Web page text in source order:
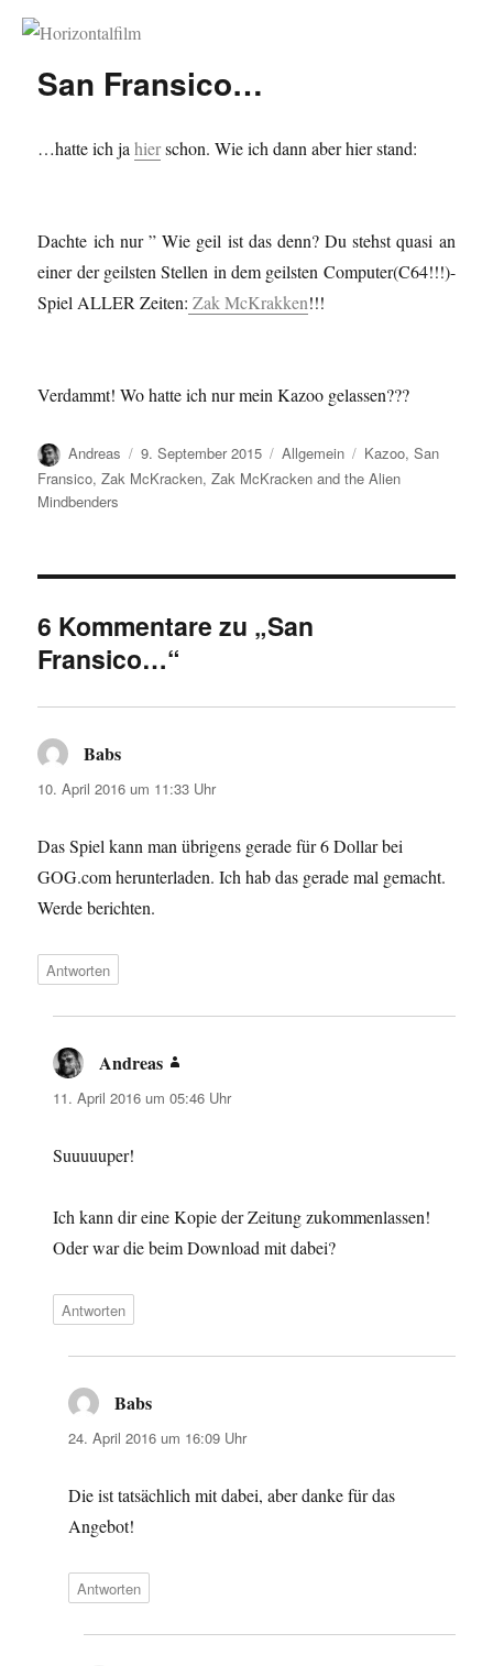
Horizontalfilm
San Fransico…
…hatte ich jahierschon. Wie ich dann aber hier stand:
Dachte ich nur ” Wie geil ist das denn? Du stehst quasi an
einer der geilsten Stellen in dem geilsten Computer(C64!!!)-
Spiel ALLER Zeiten: Zak McKrakken!!!
Verdammt! Wo hatte ich nur mein Kazoo gelassen???
Autor
Andreas
Veröffentlicht
am
9. September 2015 Kategorien
Allgemein Schlagwörter
Kazoo,San
Fransico,Zak McKracken,Zak McKracken and the Alien
Mindbenders
6 Kommentare zu „San
Fransico…“
Babs
10. April 2016 um 11:33 Uhr
Das Spiel kann man übrigens gerade für 6 Dollar bei
GOG.com herunterladen. Ich hab das gerade mal gemacht.
Werde berichten.
Antworten
Andreas
11. April 2016 um 05:46 Uhr
Suuuuuper!
Ich kann dir eine Kopie der Zeitung zukommenlassen!
Oder war die beim Download mit dabei?
Antworten
Babs
24. April 2016 um 16:09 Uhr
Die ist tatsächlich mit dabei, aber danke für das
Angebot!
Antworten